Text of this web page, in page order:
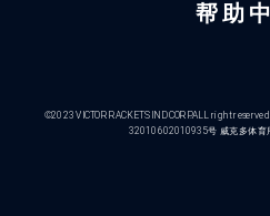
帮助
©2023 VICTOR RACKETS IND CORP.ALL right
32010602010935号 威克多体